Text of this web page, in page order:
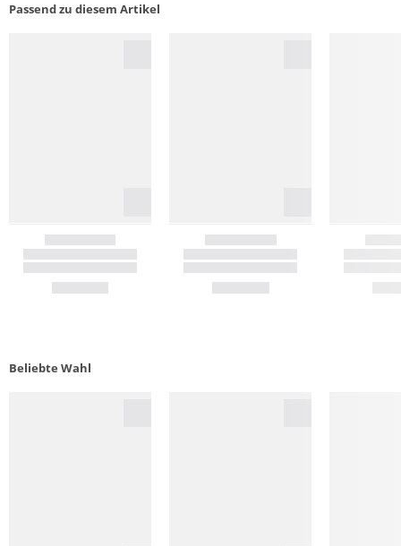
Passend zu diesem Artikel
Beliebte Wahl